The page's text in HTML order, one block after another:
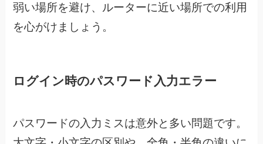
弱い場所を避け、ルーターに近い場所での利用
を心がけましょう。
ログイン時のパスワード入力エラー
パスワードの入力ミスは意外と多い問題です。